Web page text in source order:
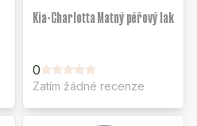
Kia-Charlotta Matný péřový lak
0
Zatím žádné recenze